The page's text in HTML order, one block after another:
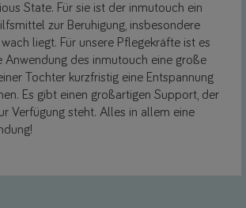
State. Für sie ist der inmutouch ein
zur Beruhigung, insbesondere
liegt. Für unsere Pflegekräfte ist es
Anwendung des inmutouch eine große
Tochter kurzfristig eine Entspannung
Es gibt einen großartigen Support, der
Verfügung steht. Alles in allem eine